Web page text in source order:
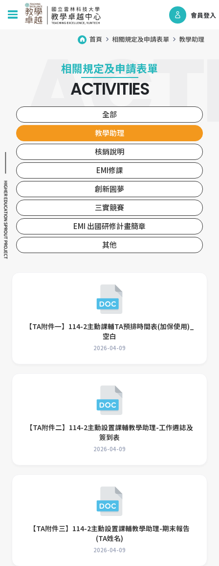
會員登入
首頁 相關規定及申請表單 教學助理
相關規定及申請表單
ACTIVITIES
全部
教學助理
核銷說明
EMI修課
創新圓夢
三實競賽
EMI 出國研修計畫簡章
其他
【TA附件一】114-2主動課輔TA預排時間表(加保使用)_
空白
2026-04-09
【TA附件二】114-2主動設置課輔教學助理-工作週誌及
簽到表
2026-04-09
【TA附件三】114-2主動設置課輔教學助理-期末報告
(TA姓名)
2026-04-09